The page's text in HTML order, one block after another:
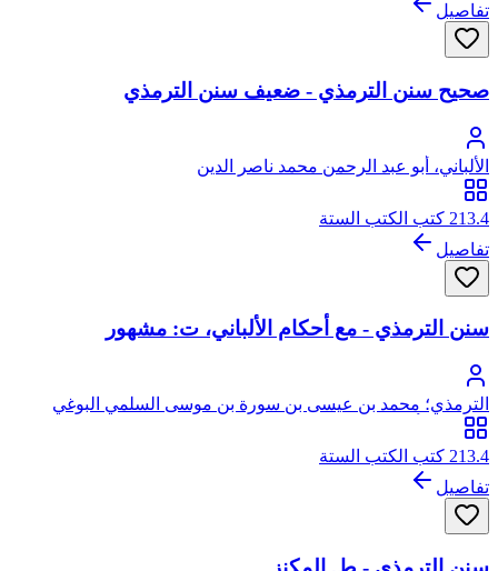
تفاصيل
صحيح سنن الترمذي - ضعيف سنن الترمذي
الألباني، أبو عبد الرحمن محمد ناصر الدين
213.4 كتب الكتب الستة
تفاصيل
سنن الترمذي - مع أحكام الألباني، ت: مشهور
الترمذي؛ محمد بن عيسى بن سورة بن موسى السلمي البوغي
الترمذي، أبو عيسى
213.4 كتب الكتب الستة
تفاصيل